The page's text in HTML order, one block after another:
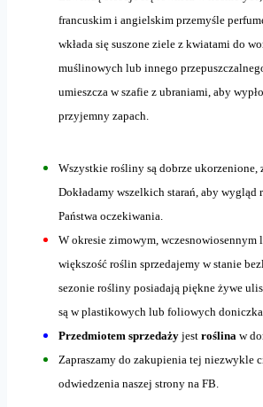
francuskim i angielskim przemyśle
wkłada się suszone ziele z kwiatami do
muślinowych lub innego
umieszcza w szafie z ubraniami, aby
przyjemny zapach.
Wszystkie rośliny są dobrze ukorzenione,
Dokładamy wszelkich starań, aby wygląd
Państwa oczekiwania.
W okresie zimowym, wczesnowiosennym
większość roślin sprzedajemy w stanie
sezonie rośliny posiadają piękne żywe
są w plastikowych lub foliowych
Przedmiotem sprzedaży jest roślina w
Zapraszamy do zakupienia tej niezwykle
odwiedzenia naszej strony na FB.